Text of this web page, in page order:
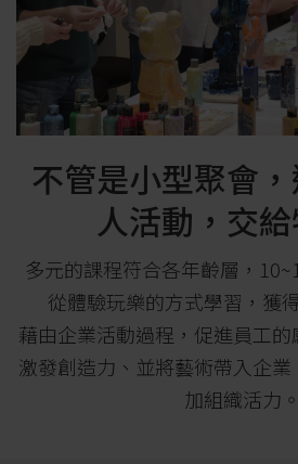
不管是小型聚會
人活動，交給
多元的課程符合各年齡層，
從體驗玩樂的方式學習，獲
藉由企業活動過程，促進員工的
激發創造力、並將藝術帶入企
加組織活力。